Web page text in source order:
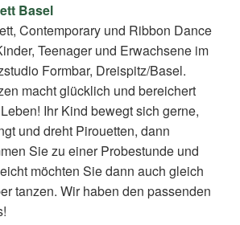
Basel
Contemporary und Ribbon Dance
Teenager und Erwachsene im
Formbar, Dreispitz/Basel.
macht glücklich und bereichert
Ihr Kind bewegt sich gerne,
und dreht Pirouetten, dann
Sie zu einer Probestunde und
möchten Sie dann auch gleich
tanzen. Wir haben den passenden